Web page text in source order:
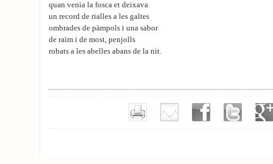
quan venia la fosca et deixava
un record de rialles a les galtes
ombrades de pàmpols i una sabor
de raïm i de most, penjolls
robats a les abelles abans de la nit.